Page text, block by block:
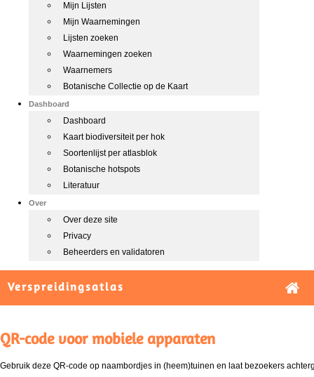
Mijn Lijsten
Mijn Waarnemingen
Lijsten zoeken
Waarnemingen zoeken
Waarnemers
Botanische Collectie op de Kaart
Dashboard
Dashboard
Kaart biodiversiteit per hok
Soortenlijst per atlasblok
Botanische hotspots
Literatuur
Over
Over deze site
Privacy
Beheerders en validatoren
Verspreidingsatlas
QR-code voor mobiele apparaten
Gebruik deze QR-code op naambordjes in (heem)tuinen en laat bezoekers